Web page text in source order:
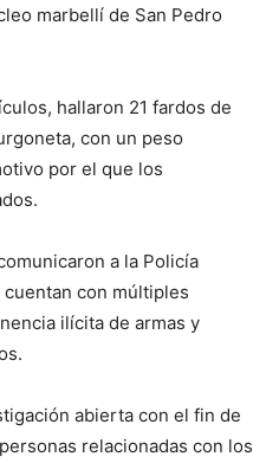
marbellí de San Pedro
hallaron 21 fardos de
con un peso
por el que los
a la Policía
con múltiples
ilícita de armas y
abierta con el fin de
relacionadas con los